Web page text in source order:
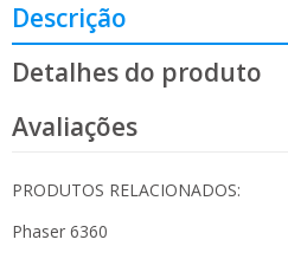
Descrição
Detalhes do produto
Avaliações
PRODUTOS RELACIONADOS:
Phaser 6360